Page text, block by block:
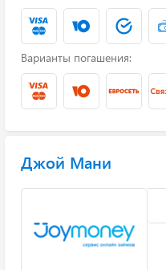
Варианты погашения:
Джой Мани